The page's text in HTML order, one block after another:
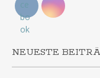
NEUESTE